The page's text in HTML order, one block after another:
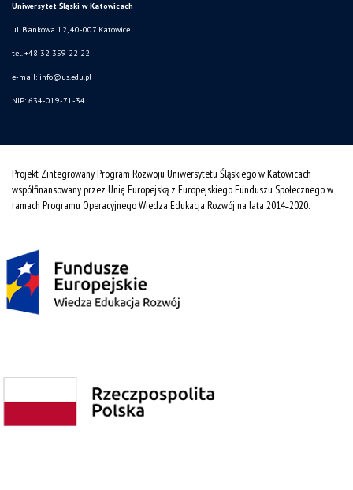
Uniwersytet Śląski w Katowicach
ul. Bankowa 12, 40-007 Katowice
tel. +48 32 359 22 22
e-mail: info@us.edu.pl
NIP: 634-019-71-34
Projekt Zintegrowany Program Rozwoju Uniwersytetu Śląskiego w Katowicach
współfinansowany przez Unię Europejską z Europejskiego Funduszu Społecznego w
ramach Programu Operacyjnego Wiedza Edukacja Rozwój na lata 2014˗2020.